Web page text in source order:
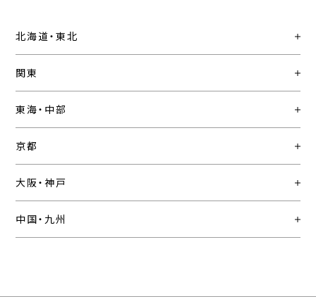
北海道・東北
関東
東海・中部
京都
大阪・神戸
中国・九州